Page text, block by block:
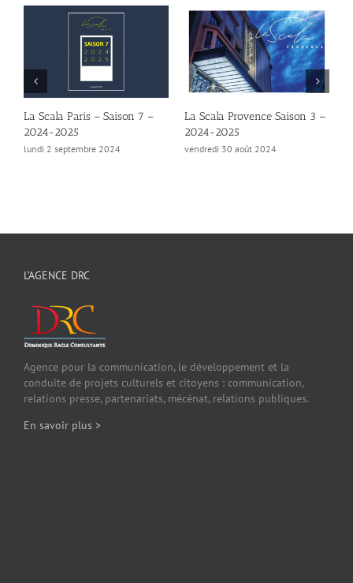
La Scala Provence Saison 3 –
2024-2025
vendredi 30 août 2024
La Scala Provence / Avignon
– Festival 2024
vendredi 30 août 2024
L’AGENCE DRC
Agence pour la communication, le développement et la
conduite de projets culturels et citoyens : communication,
relations presse, partenariats, mécénat, relations publiques.
En savoir plus >